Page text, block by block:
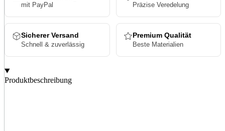
mit PayPal Präzise Veredelung
Sicherer Versand
Schnell & zuverlässig
Premium Qualität
Beste Materialien
Produktbeschreibung